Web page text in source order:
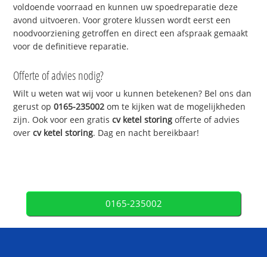
voldoende voorraad en kunnen uw spoedreparatie deze
avond uitvoeren. Voor grotere klussen wordt eerst een
noodvoorziening getroffen en direct een afspraak gemaakt
voor de definitieve reparatie.
Offerte of advies nodig?
Wilt u weten wat wij voor u kunnen betekenen? Bel ons dan
gerust op0165-235002 om te kijken wat de mogelijkheden
zijn. Ook voor een gratiscv ketel storing offerte of advies
overcv ketel storing. Dag en nacht bereikbaar!
0165-235002